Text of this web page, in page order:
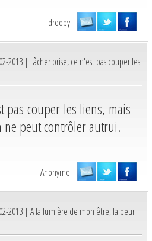
droopy
2013 | Lâcher prise, ce n'est pas couper les
pas couper les liens, mais
peut contrôler autrui.
Anonyme
2013 | A la lumière de mon être, la peur